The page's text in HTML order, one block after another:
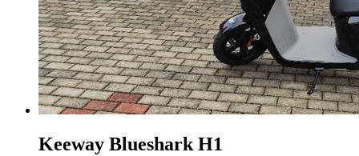
Keeway Blueshark H1